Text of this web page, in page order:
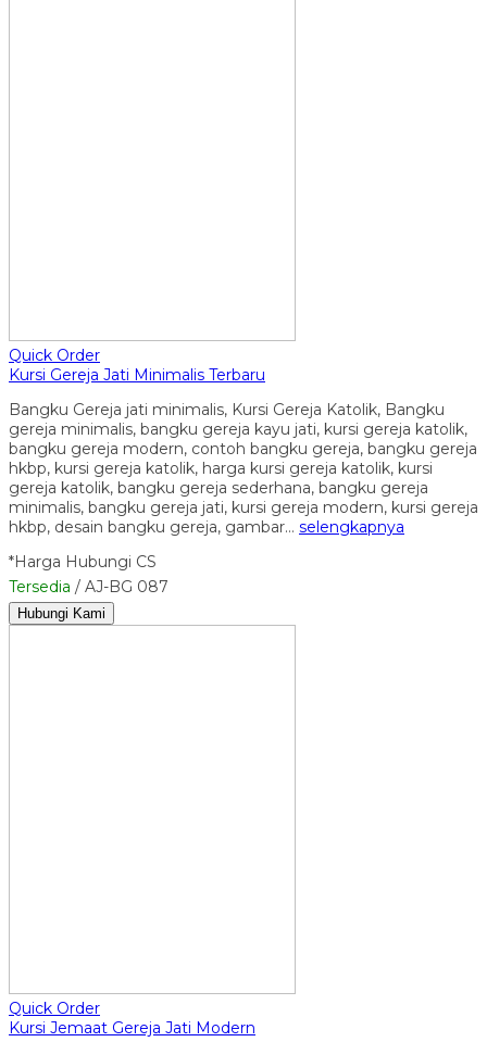
Quick Order
Kursi Gereja Jati Minimalis Terbaru
Bangku Gereja jati minimalis, Kursi Gereja Katolik, Bangku
gereja minimalis, bangku gereja kayu jati, kursi gereja katolik,
bangku gereja modern, contoh bangku gereja, bangku gereja
hkbp, kursi gereja katolik, harga kursi gereja katolik, kursi
gereja katolik, bangku gereja sederhana, bangku gereja
minimalis, bangku gereja jati, kursi gereja modern, kursi gereja
hkbp, desain bangku gereja, gambar… selengkapnya
*Harga Hubungi CS
Tersedia / AJ-BG 087
Hubungi Kami
Quick Order
Kursi Jemaat Gereja Jati Modern